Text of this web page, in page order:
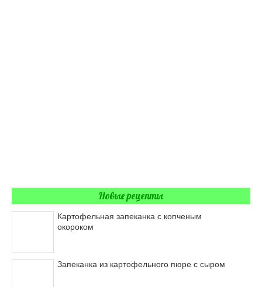
Новые рецепты
Картофельная запеканка с копченым
окороком
Запеканка из картофельного пюре с сыром